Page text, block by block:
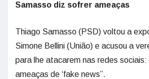
Samasso diz sofrer ameaças
Thiago Samasso (PSD) voltou a
Simone Bellini (União) e acusou a
para lhe atacarem nas redes
ameaças de ‘fake news”.